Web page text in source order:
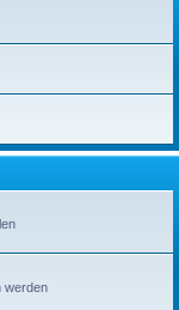
werden